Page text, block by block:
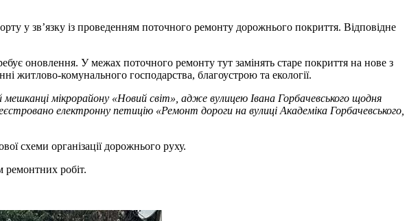
у зв’язку із проведенням поточного ремонту дорожнього покриття. Відповідне
оновлення. У межах поточного ремонту тут замінять старе покриття на нове з
житлово-комунального господарства, благоустрою та екології.
мешканці мікрорайону «Новий світ», адже вулицею Івана Горбачевського щодня
електронну петицію «Ремонт дороги на вулиці Академіка Горбачевського,
схеми організації дорожнього руху.
ремонтних робіт.